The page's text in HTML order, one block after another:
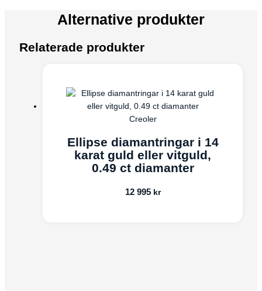
Alternative produkter
Relaterade produkter
Creoler
Ellipse diamantringar i 14
karat guld eller vitguld,
0.49 ct diamanter
12 995 kr